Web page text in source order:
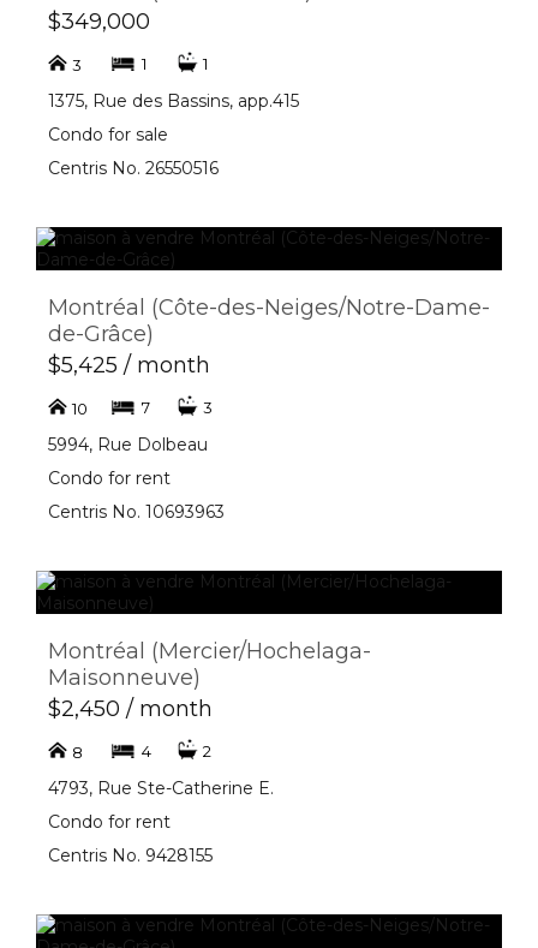
$349,000
3 1 1
1375, Rue des Bassins, app.415
Condo for sale
Centris No. 26550516
Montréal (Côte-des-Neiges/Notre-Dame-
de-Grâce)
$5,425 / month
10 7 3
5994, Rue Dolbeau
Condo for rent
Centris No. 10693963
Montréal (Mercier/Hochelaga-
Maisonneuve)
$2,450 / month
8 4 2
4793, Rue Ste-Catherine E.
Condo for rent
Centris No. 9428155